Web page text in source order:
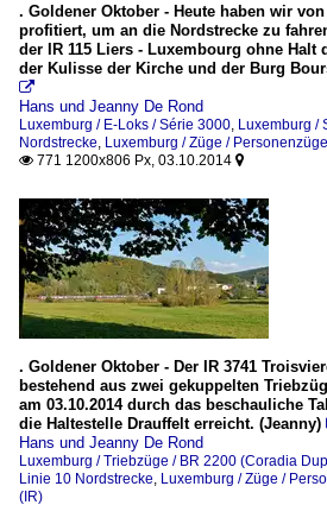
. Goldener Oktober - Heute haben wir
profitiert, um an die Nordstrecke zu
der IR 115 Liers - Luxembourg ohne Halt
der Kulisse der Kirche und der Burg

Hans und Jeanny De Rond
Luxemburg / E-Loks / Série 3000 Luxemburg /
Nordstrecke Luxemburg / Züge /
 771 1200x806 Px, 03.10.2014 
. Goldener Oktober - Der IR 3741
bestehend aus zwei gekuppelten
am 03.10.2014 durch das beschauliche
die Haltestelle Drauffelt erreicht. (Jeanny)
Hans und Jeanny De Rond
Luxemburg / Triebzüge / BR 2200 (Coradia
Linie 10 Nordstrecke Luxemburg / Züge /
(IR)